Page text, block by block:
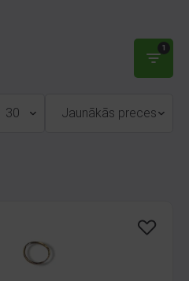
1
30 Jaunākās preces